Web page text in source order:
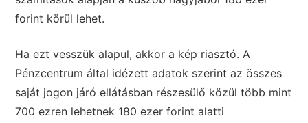
forint körül lehet.
Ha ezt vesszük alapul, akkor a kép riasztó. A
Pénzcentrum által idézett adatok szerint az összes
saját jogon járó ellátásban részesülő közül több mint
700 ezren lehetnek 180 ezer forint alatti